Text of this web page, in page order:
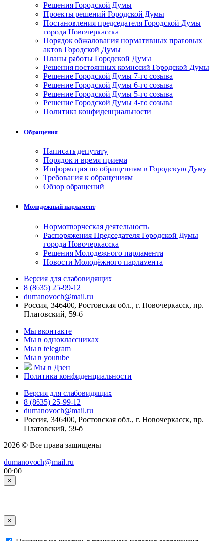
Решения Городской Думы
Проекты решений Городской Думы
Постановления председателя Городской Думы
города Новочеркасска
Порядок обжалования нормативных правовых
актов Городской Думы
Планы работы Городской Думы
Решения постоянных комиссий Городской Думы
Решение Городской Думы 7-го созыва
Решение Городской Думы 6-го созыва
Решение Городской Думы 5-го созыва
Решение Городской Думы 4-го созыва
Политика конфиденциальности
Обращения
Написать депутату
Порядок и время приема
Информация по обращениям в Городскую Думу
Требования к обращениям
Обзор обращений
Молодежный парламент
Нормотворческая деятельность
Распоряжения Председателя Городской Думы
города Новочеркасска
Решения Молодежного парламента
Новости Молодёжного парламента
Версия для слабовидящих
8 (8635) 25-99-12
dumanovoch@mail.ru
Россия, 346400, Ростовская обл., г. Новочеркасск, пр.
Платовский, 59-б
Мы вконтакте
Мы в одноклассниках
Мы в telegram
Мы в youtube
Мы в Дзен
Политика конфиденциальности
Версия для слабовидящих
8 (8635) 25-99-12
dumanovoch@mail.ru
Россия, 346400, Ростовская обл., г. Новочеркасск, пр.
Платовский, 59-б
2026 © Все права защищены
dumanovoch@mail.ru
00:00
×
×